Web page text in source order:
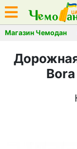
Магазин Чемодан